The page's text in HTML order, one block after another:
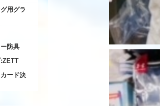
用グラ
防具
ード決